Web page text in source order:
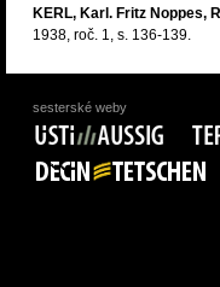
KERL, Karl. Fritz Noppes,
1938, roč. 1, s. 136-139.
sesterské weby